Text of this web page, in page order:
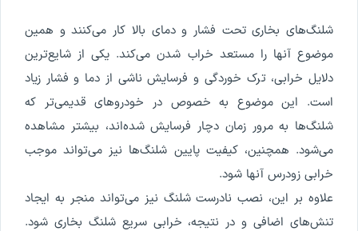
شلنگ‌های بخاری تحت فشار و دمای بالا کار می‌کنند و همین
موضوع آنها را مستعد خراب شدن می‌کند. یکی از شایع‌ترین
دلایل خرابی، ترک خوردگی و فرسایش ناشی از دما و فشار زیاد
است. این موضوع به خصوص در خودروهای قدیمی‌تر که
شلنگ‌ها به مرور زمان دچار فرسایش شده‌اند، بیشتر مشاهده
می‌شود. همچنین، کیفیت پایین شلنگ‌ها نیز می‌تواند موجب
خرابی زودرس آنها شود.
علاوه بر این، نصب نادرست شلنگ نیز می‌تواند منجر به ایجاد
تنش‌های اضافی و در نتیجه، خرابی سریع شلنگ بخاری شود.